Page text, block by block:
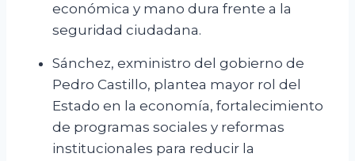
económica y mano dura frente a la
seguridad ciudadana.
Sánchez, exministro del gobierno de
Pedro Castillo, plantea mayor rol del
Estado en la economía, fortalecimiento
de programas sociales y reformas
institucionales para reducir la